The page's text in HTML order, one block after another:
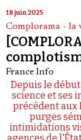
18 juin 2025
Complorama - la
France Info
Depuis le
science et ses
précédent aux
purges
intimidations